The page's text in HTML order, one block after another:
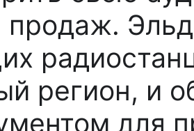
регион, и
для